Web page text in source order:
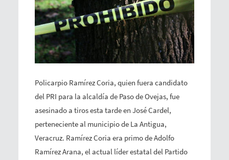
Policarpio Ramírez Coria, quien fuera candidato
del PRI para la alcaldía de Paso de Ovejas, fue
asesinado a tiros esta tarde en José Cardel,
perteneciente al municipio de La Antigua,
Veracruz. Ramírez Coria era primo de Adolfo
Ramírez Arana, el actual líder estatal del Partido